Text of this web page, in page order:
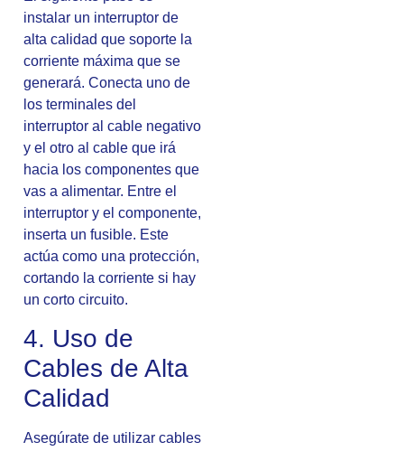
instalar un interruptor de
alta calidad que soporte la
corriente máxima que se
generará. Conecta uno de
los terminales del
interruptor al cable negativo
y el otro al cable que irá
hacia los componentes que
vas a alimentar. Entre el
interruptor y el componente,
inserta un fusible. Este
actúa como una protección,
cortando la corriente si hay
un corto circuito.
4. Uso de
Cables de Alta
Calidad
Asegúrate de utilizar cables